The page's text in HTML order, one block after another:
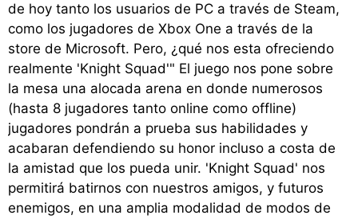
de hoy tanto los usuarios de PC a través de Steam,
como los jugadores de Xbox One a través de la
store de Microsoft. Pero, ¿qué nos esta ofreciendo
realmente 'Knight Squad'" El juego nos pone sobre
la mesa una alocada arena en donde numerosos
(hasta 8 jugadores tanto online como offline)
jugadores pondrán a prueba sus habilidades y
acabaran defendiendo su honor incluso a costa de
la amistad que los pueda unir. 'Knight Squad' nos
permitirá batirnos con nuestros amigos, y futuros
enemigos, en una amplia modalidad de modos de